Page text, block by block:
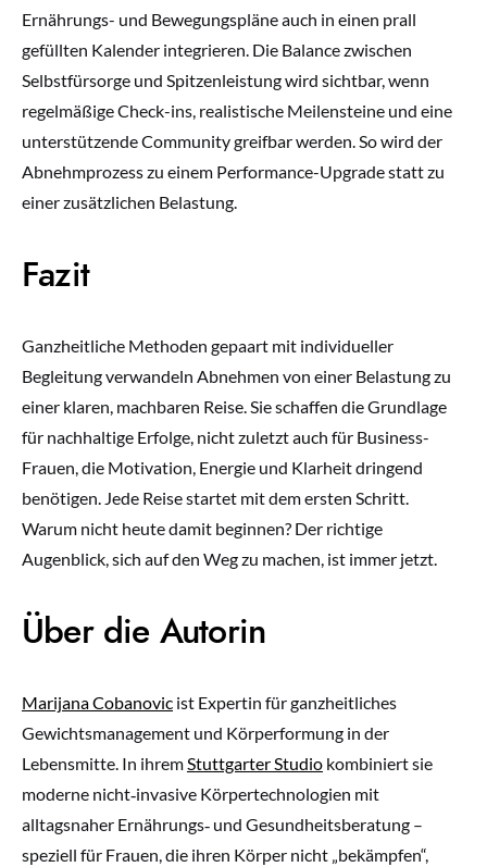
Ernährungs- und Bewegungspläne auch in einen prall
gefüllten Kalender integrieren. Die Balance zwischen
Selbstfürsorge und Spitzenleistung wird sichtbar, wenn
regelmäßige Check-ins, realistische Meilensteine und eine
unterstützende Community greifbar werden. So wird der
Abnehmprozess zu einem Performance-Upgrade statt zu
einer zusätzlichen Belastung.
Fazit
Ganzheitliche Methoden gepaart mit individueller
Begleitung verwandeln Abnehmen von einer Belastung zu
einer klaren, machbaren Reise. Sie schaffen die Grundlage
für nachhaltige Erfolge, nicht zuletzt auch für Business-
Frauen, die Motivation, Energie und Klarheit dringend
benötigen. Jede Reise startet mit dem ersten Schritt.
Warum nicht heute damit beginnen? Der richtige
Augenblick, sich auf den Weg zu machen, ist immer jetzt.
Über die Autorin
Marijana Cobanovic ist Expertin für ganzheitliches
Gewichtsmanagement und Körperformung in der
Lebensmitte. In ihremStuttgarter Studio kombiniert sie
moderne nicht‑invasive Körpertechnologien mit
alltagsnaher Ernährungs‑ und Gesundheitsberatung –
speziell für Frauen, die ihren Körper nicht „bekämpfen“,